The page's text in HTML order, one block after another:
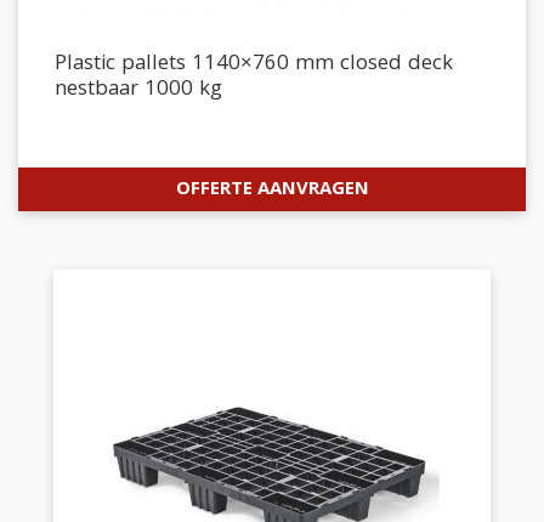
Plastic pallets 1140×760 mm closed deck
nestbaar 1000 kg
OFFERTE AANVRAGEN